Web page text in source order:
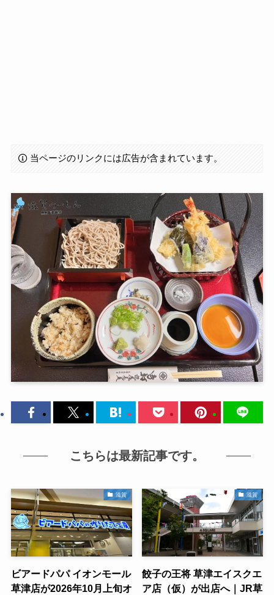
当ページのリンクには広告が含まれています。
こちらは最新記事です。
滋賀
ビアードパパ イオンモール
草津店が2026年10月上旬オ
滋賀
餃子の王将 草津エイスクエ
ア店（仮）が出店へ｜JR草